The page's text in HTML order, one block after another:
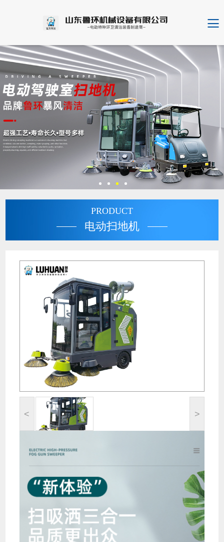
PRODUCT
电动扫地机
< >